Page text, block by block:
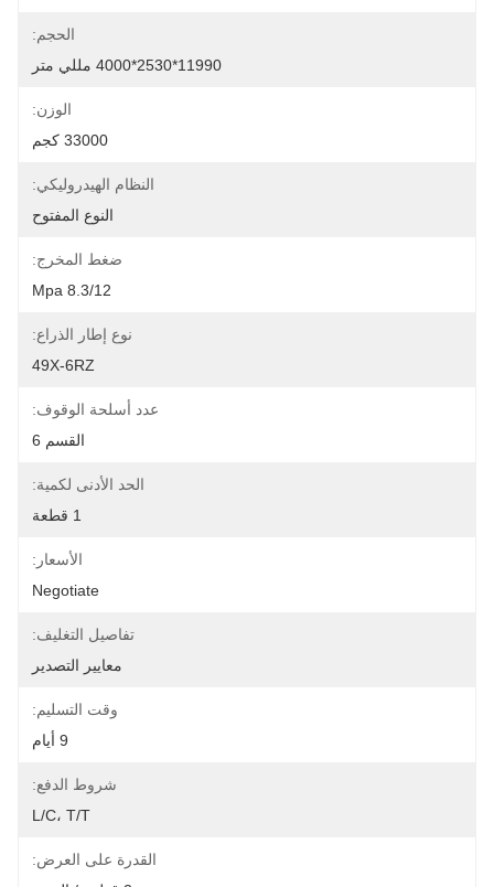
الحجم:
11990*2530*4000 مللي متر
الوزن:
33000 كجم
النظام الهيدروليكي:
النوع المفتوح
ضغط المخرج:
8.3/12 Mpa
نوع إطار الذراع:
49X-6RZ
عدد أسلحة الوقوف:
القسم 6
الحد الأدنى لكمية:
1 قطعة
الأسعار:
Negotiate
تفاصيل التغليف:
معايير التصدير
وقت التسليم:
9 أيام
شروط الدفع:
L/C، T/T
القدرة على العرض: